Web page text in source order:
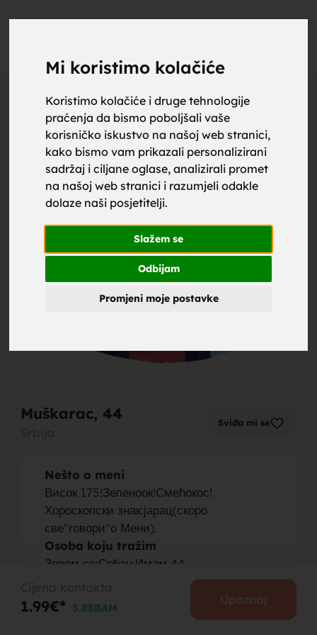
Mi koristimo kolačiće
Koristimo kolačiće i druge tehnologije
praćenja da bismo poboljšali vaše
korisničko iskustvo na našoj web stranici,
kako bismo vam prikazali personalizirani
sadržaj i ciljane oglase, analizirali promet
na našoj web stranici i razumjeli odakle
dolaze naši posjetitelji.
Slažem se
Odbijam
Promjeni moje postavke
Oglas
Muškarac, 44 Sviđa mi se
Nešto o meni
Висок 175!Зеленоок!Смећокос!
Хороскопски знак:јарац(скоро
све"говори"о Мени).
Osoba koju tražim
Зовем се:Срђан.Имам 44
године.Живим,у:Великој Плани(Србија)!
Желео бих упознати,девојку која је
заиста спремна за брак.Девојка
1.99€* 3.88BAM
Upoznaj
upoznaj
za brak,
zene za
brak,
muskarci
za brak,